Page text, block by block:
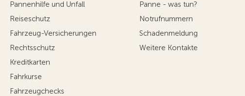
Pannenhilfe und Unfall
Reiseschutz
Fahrzeug-Versicherungen
Rechtsschutz
Kreditkarten
Fahrkurse
Fahrzeugchecks
Panne - was tun?
Notrufnummern
Schadenmeldung
Weitere Kontakte